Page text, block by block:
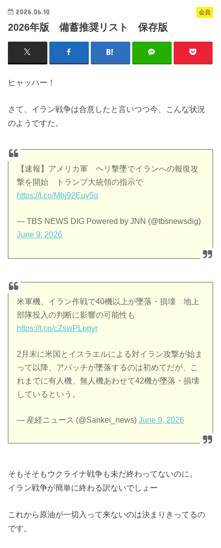
会員
2026.06.10
2026年版 備蓄推奨リスト 保存版
ヒャッハー！
さて、イラン戦争は合意したと言いつつ今、こんな状況
のようですた。
【速報】アメリカ軍 ヘリ撃墜でイランへの報復攻
撃を開始 トランプ大統領の指示で
https://t.co/Mbj92Euy5q
— TBS NEWS DIG Powered by JNN (@tbsnewsdig)
June 9, 2026
米軍機、イラン作戦で40機以上が墜落・損壊 地上
部隊投入の判断に影響の可能性も
https://t.co/cZswPLppyr
2月末に米国とイスラエルによる対イラン攻撃が始ま
って以降、アパッチが墜落するのは初めてだが、こ
れまでに有人機、無人機あわせて42機が墜落・損壊
しているという。
— 産経ニュース (@Sankei_news)June 9, 2026
そもそそもウクライナ戦争も未だ終わってないのに。
イラン戦争が簡単に終わる訳ないでしょー
これから原油が一切入って来ないのは決まりきってるの
です。